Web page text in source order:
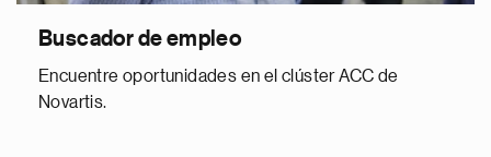
Buscador de empleo
Encuentre oportunidades en el clúster ACC de
Novartis.